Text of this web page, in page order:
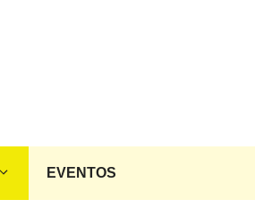
EVENTOS